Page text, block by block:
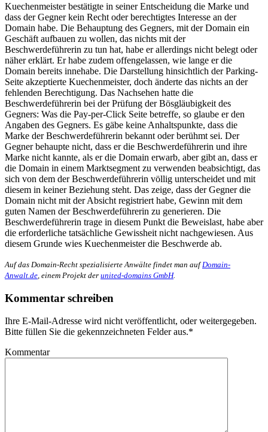
Kuechenmeister bestätigte in seiner Entscheidung die Marke und
dass der Gegner kein Recht oder berechtigtes Interesse an der
Domain habe. Die Behauptung des Gegners, mit der Domain ein
Geschäft aufbauen zu wollen, das nichts mit der
Beschwerdeführerin zu tun hat, habe er allerdings nicht belegt oder
näher erklärt. Er habe zudem offengelassen, wie lange er die
Domain bereits innehabe. Die Darstellung hinsichtlich der Parking-
Seite akzeptierte Kuechenmeister, doch änderte das nichts an der
fehlenden Berechtigung. Das Nachsehen hatte die
Beschwerdeführerin bei der Prüfung der Bösgläubigkeit des
Gegners: Was die Pay-per-Click Seite betreffe, so glaube er den
Angaben des Gegners. Es gäbe keine Anhaltspunkte, dass die
Marke der Beschwerdeführerin bekannt oder berühmt sei. Der
Gegner behaupte nicht, dass er die Beschwerdeführerin und ihre
Marke nicht kannte, als er die Domain erwarb, aber gibt an, dass er
die Domain in einem Marktsegment zu verwenden beabsichtigt, das
sich von dem der Beschwerdeführerin völlig unterscheidet und mit
diesem in keiner Beziehung steht. Das zeige, dass der Gegner die
Domain nicht mit der Absicht registriert habe, Gewinn mit dem
guten Namen der Beschwerdeführerin zu generieren. Die
Beschwerdeführerin trage in diesem Punkt die Beweislast, habe aber
die erforderliche tatsächliche Gewissheit nicht nachgewiesen. Aus
diesem Grunde wies Kuechenmeister die Beschwerde ab.
Auf das Domain-Recht spezialisierte Anwälte findet man auf Domain-
Anwalt.de , einem Projekt der united-domains GmbH.
Kommentar schreiben
Ihre E-Mail-Adresse wird nicht veröffentlicht, oder weitergegeben.
Bitte füllen Sie die gekennzeichneten Felder aus.*
Kommentar